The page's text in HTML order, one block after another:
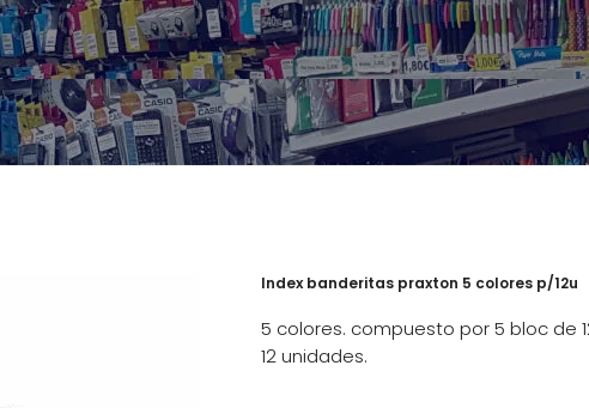
Index banderitas praxton 5 colores p/12u
5 colores. compuesto por 5 bloc de
12 unidades.